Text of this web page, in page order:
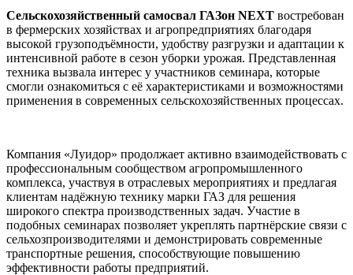
Сельскохозяйственный самосвал ГАЗон NEXT востребован
в фермерских хозяйствах и агропредприятиях благодаря
высокой грузоподъёмности, удобству разгрузки и адаптации к
интенсивной работе в сезон уборки урожая. Представленная
техника вызвала интерес у участников семинара, которые
смогли ознакомиться с её характеристиками и возможностями
применения в современных сельскохозяйственных процессах.
Компания «Луидор» продолжает активно взаимодействовать с
профессиональным сообществом агропромышленного
комплекса, участвуя в отраслевых мероприятиях и предлагая
клиентам надёжную технику марки ГАЗ для решения
широкого спектра производственных задач. Участие в
подобных семинарах позволяет укреплять партнёрские связи с
сельхозпроизводителями и демонстрировать современные
транспортные решения, способствующие повышению
эффективности работы предприятий.